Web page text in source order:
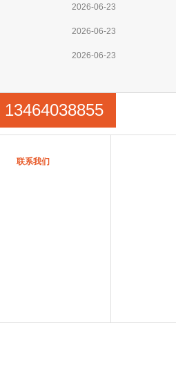
2026-06-23
2026-06-23
2026-06-23
13464038855
联系我们